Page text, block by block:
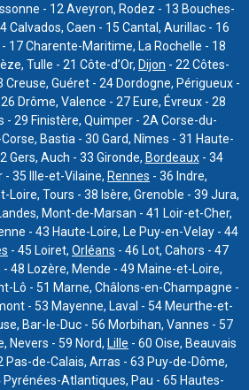
- 12 Aveyron, Rodez - 13 Bouches-
Calvados, Caen - 15 Cantal, Aurillac - 16
17 Charente-Maritime, La Rochelle - 18
Tulle - 21 Côte-d’Or, Dijon - 22 Côtes-
Creuse, Guéret - 24 Dordogne, Périgueux -
Drôme, Valence - 27 Eure, Évreux - 28
- 29 Finistère, Quimper - 2A Corse-du-
Bastia - 30 Gard, Nîmes - 31 Haute-
Gers, Auch - 33 Gironde, Bordeaux- 34
35 Ille-et-Vilaine, Rennes - 36 Indre,
Loire, Tours - 38 Isère, Grenoble - 39 Jura,
Mont-de-Marsan - 41 Loir-et-Cher,
- 43 Haute-Loire, Le Puy-en-Velay - 44
- 45 Loiret, Orléans - 46 Lot, Cahors - 47
48 Lozère, Mende - 49 Maine-et-Loire,
Lô - 51 Marne, Châlons-en-Champagne -
- 53 Mayenne, Laval - 54 Meurthe-et-
Bar-le-Duc - 56 Morbihan, Vannes - 57
Nevers - 59 Nord, Lille - 60 Oise, Beauvais
Pas-de-Calais, Arras - 63 Puy-de-Dôme,
Atlantiques, Pau - 65 Hautes-